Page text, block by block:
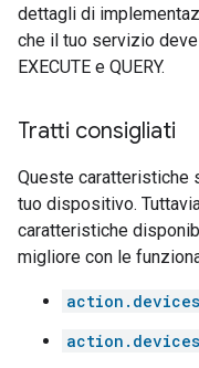
dettagli di
che il tuo servizio
EXECUTE e QUERY.
Tratti consigliati
Queste caratteristiche
tuo dispositivo.
caratteristiche
migliore con le